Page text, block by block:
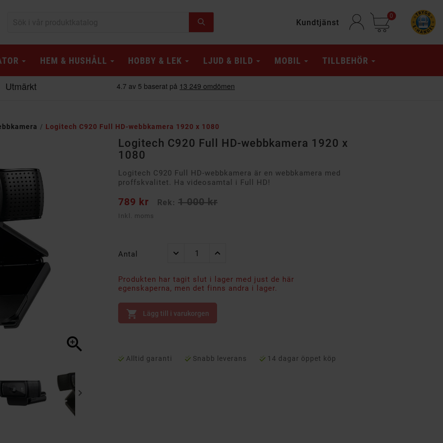
Kundtjänst
0
HEM & HUSHÅLL HOBBY & LEK LJUD & BILD MOBIL TILLBEHÖR
Logitech C920 Full HD-webbkamera 1920 x 1080


Logitech C920 Full HD-webbkamera 1920 x
1080
Logitech C920 Full HD-webbkamera är en webbkamera med
proffskvalitet. Ha videosamtal i Full HD!
789 kr Rek: 1 000 kr
Inkl. moms
Antal
Produkten har tagit slut i lager med just de här
egenskaperna, men det finns andra i lager.
 Lägg till i varukorgen
Alltid garanti Snabb leverans 14 dagar öppet köp